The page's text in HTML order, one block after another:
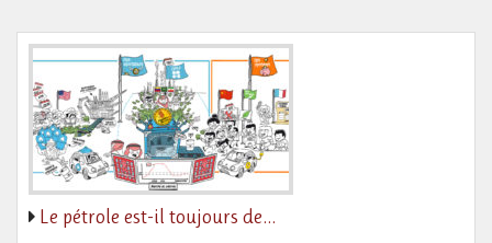
Le pétrole est-il toujours de…